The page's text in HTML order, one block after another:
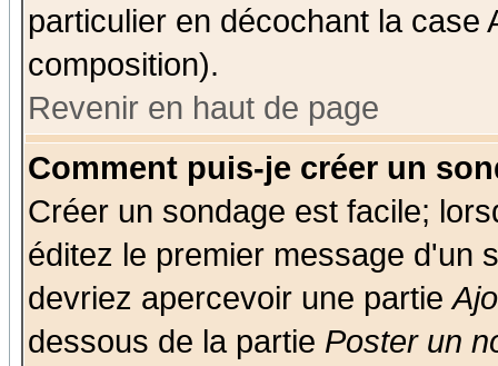
particulier en décochant la case
composition).
Revenir en haut de page
Comment puis-je créer un
Créer un sondage est facile;
éditez le premier message d'un
devriez apercevoir une partie
dessous de la partie Poster un